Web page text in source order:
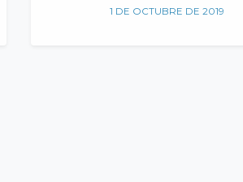
1 DE OCTUBRE DE 2019